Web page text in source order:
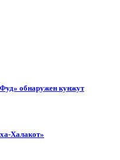
обнаружен кунжут
Халакот»